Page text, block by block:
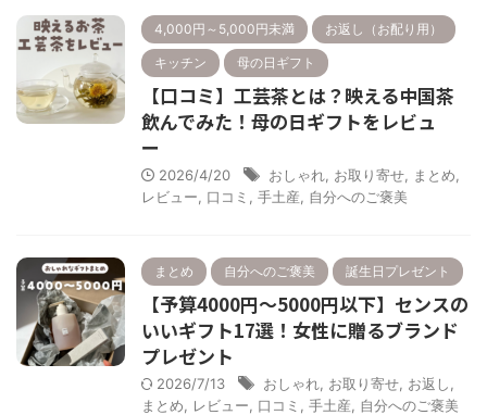
4,000円～5,000円未満 お返し（お配り用）
キッチン 母の日ギフト
【口コミ】工芸茶とは？映える中国茶
飲んでみた！母の日ギフトをレビュ
ー
2026/4/20 おしゃれ お取り寄せ まとめ
レビュー
口コミ 手土産 自分へのご褒美
まとめ 自分へのご褒美 誕生日プレゼント
【予算4000円～5000円以下】センスの
いいギフト17選！女性に贈るブランド
プレゼント
2026/7/13 おしゃれ お取り寄せ お返し
まとめ
レビュー 口コミ 手土産 自分へのご褒美